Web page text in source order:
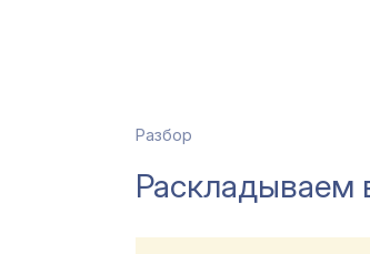
Разбор
Раскладываем